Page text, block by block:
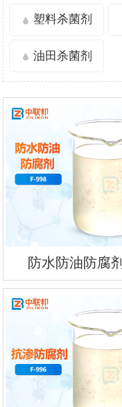
塑料杀菌剂
油田杀菌剂
防水防油防腐剂